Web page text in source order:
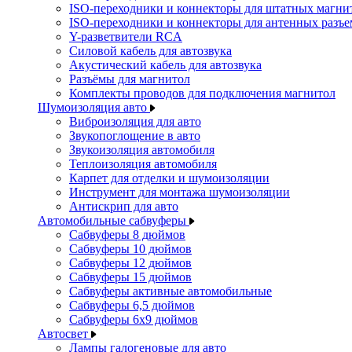
ISO-переходники и коннекторы для штатных
ISO-переходники и коннекторы для антенных
Y-разветвители RCA
Силовой кабель для автозвука
Акустический кабель для автозвука
Разъёмы для магнитол
Комплекты проводов для подключения магнитол
Шумоизоляция авто
Виброизоляция для авто
Звукопоглощение в авто
Звукоизоляция автомобиля
Теплоизоляция автомобиля
Карпет для отделки и шумоизоляции
Инструмент для монтажа шумоизоляции
Антискрип для авто
Автомобильные сабвуферы
Сабвуферы 8 дюймов
Сабвуферы 10 дюймов
Сабвуферы 12 дюймов
Сабвуферы 15 дюймов
Сабвуферы активные автомобильные
Сабвуферы 6,5 дюймов
Сабвуферы 6x9 дюймов
Автосвет
Лампы галогеновые для авто